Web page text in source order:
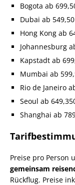
Bogota ab
Dubai ab 549,50
Hong Kong ab
Johannesburg
Kapstadt ab
Mumbai ab
Rio de Janeiro
Seoul ab
Shanghai ab
Preise pro Person
gemeinsam
Rückflug. Preise